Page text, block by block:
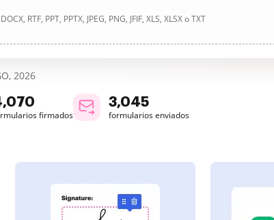
RTF, PPT, PPTX, JPEG, PNG, JFIF, XLS, XLSX o TXT
2026
firmados
3,045
formularios enviados